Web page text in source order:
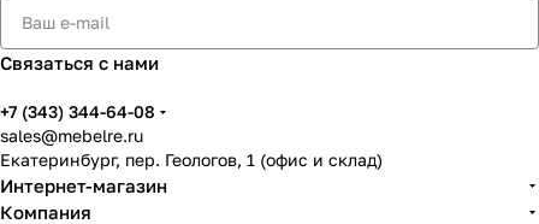
Связаться с нами
+7 (343) 344-64-08
sales@mebelre.ru
Екатеринбург, пер. Геологов, 1 (офис и склад)
Интернет-магазин
Компания